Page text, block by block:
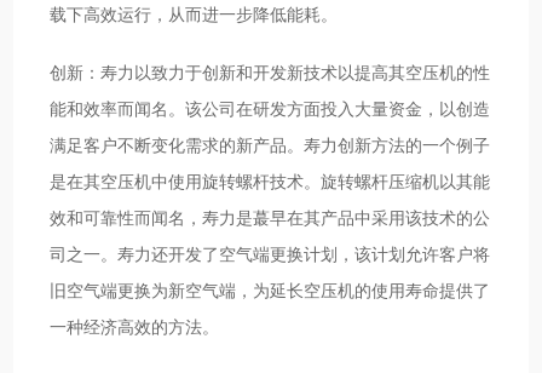
载下高效运行，从而进一步降低能耗。
创新：寿力以致力于创新和开发新技术以提高其空压机的性
能和效率而闻名。该公司在研发方面投入大量资金，以创造
满足客户不断变化需求的新产品。寿力创新方法的一个例子
是在其空压机中使用旋转螺杆技术。旋转螺杆压缩机以其能
效和可靠性而闻名，寿力是蕞早在其产品中采用该技术的公
司之一。寿力还开发了空气端更换计划，该计划允许客户将
旧空气端更换为新空气端，为延长空压机的使用寿命提供了
一种经济高效的方法。